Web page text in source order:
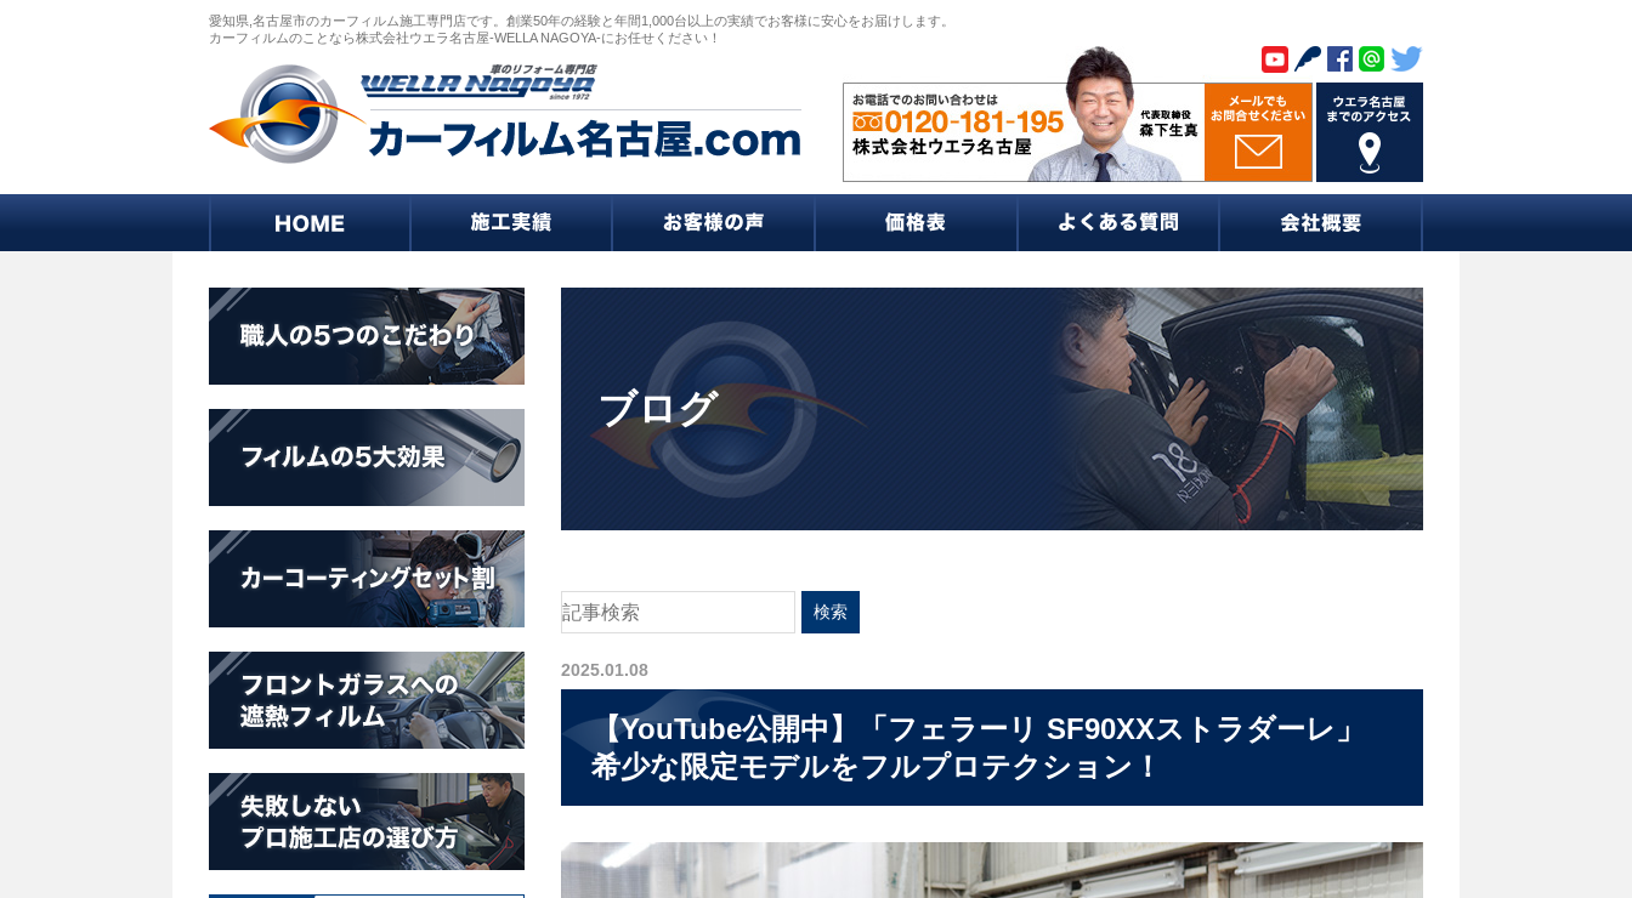
愛知県,名古屋市のカーフィルム施工専門店です。創業50年の経験と年間1,000台以上の実績でお客様に安心をお届けします。
カーフィルムのことなら株式会社ウエラ名古屋-WELLA NAGOYA-にお任せください！
ブログ
2025.01.08
【YouTube公開中】「フェラーリ SF90XXストラダーレ」
希少な限定モデルをフルプロテクション！